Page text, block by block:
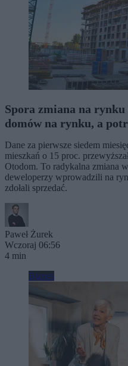
Spora zmiana na
domów na rynku, a
Dane za pierwsze siedem
mieszkań o 15 proc.
Otodom. To radykalna zmiana
deweloperzy wprowadzili na
zdołali sprzedać.
Paweł Żurek
Wczoraj 06:56
4 min
Biznes